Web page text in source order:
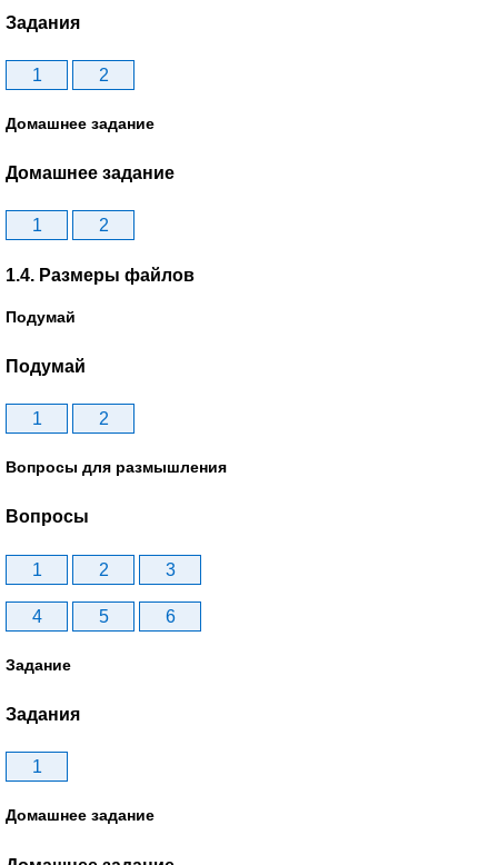
Задания
1 2
Домашнее задание
Домашнее задание
1 2
1.4. Размеры файлов
Подумай
Подумай
1 2
Вопросы для размышления
Вопросы
1 2 3
4 5 6
Задание
Задания
1
Домашнее задание